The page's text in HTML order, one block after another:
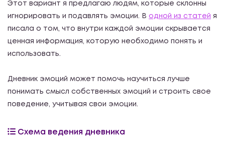
Этот вариант я предлагаю людям, которые склонны
игнорировать и подавлять эмоции. В одной из статей я
писала о том, что внутри каждой эмоции скрывается
ценная информация, которую необходимо понять и
использовать.
Дневник эмоций может помочь научиться лучше
понимать смысл собственных эмоций и строить свое
поведение, учитывая свои эмоции.
Схема ведения дневника